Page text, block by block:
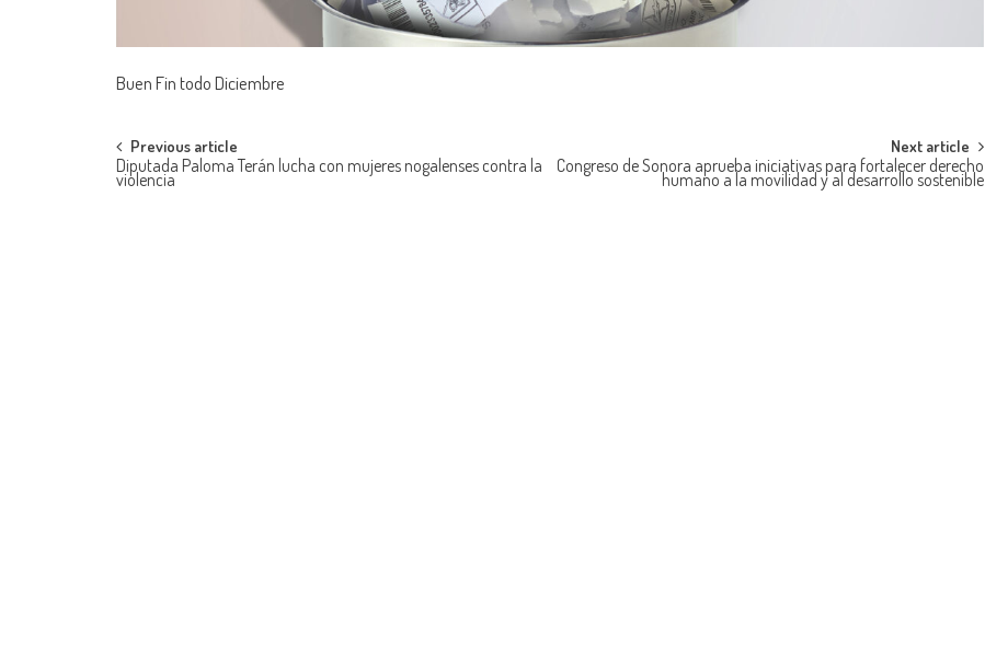
Buen Fin todo Diciembre
Post
navigation
Previous article
Diputada Paloma Terán lucha con mujeres nogalenses contra la
violencia
Next article
Congreso de Sonora aprueba iniciativas para fortalecer derecho
humano a la movilidad y al desarrollo sostenible